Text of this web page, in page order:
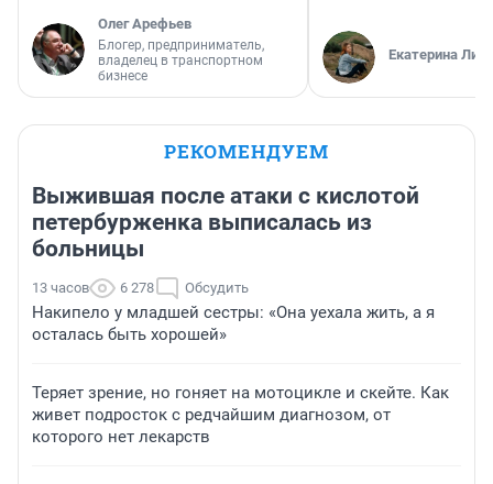
Олег Арефьев
Блогер, предприниматель,
владелец в транспортном
бизнесе
Екатерина
РЕКОМЕНДУЕМ
Выжившая после атаки с кислотой
петербурженка выписалась из
больницы
13 часов 6 278 Обсудить
Накипело у младшей сестры: «Она уехала жить, а я
осталась быть хорошей»
Теряет зрение, но гоняет на мотоцикле и скейте. Как
живет подросток с редчайшим диагнозом, от
которого нет лекарств